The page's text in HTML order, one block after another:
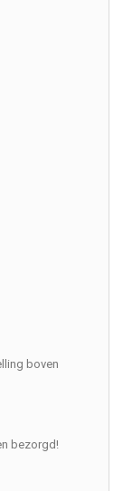
boven
bezorgd!